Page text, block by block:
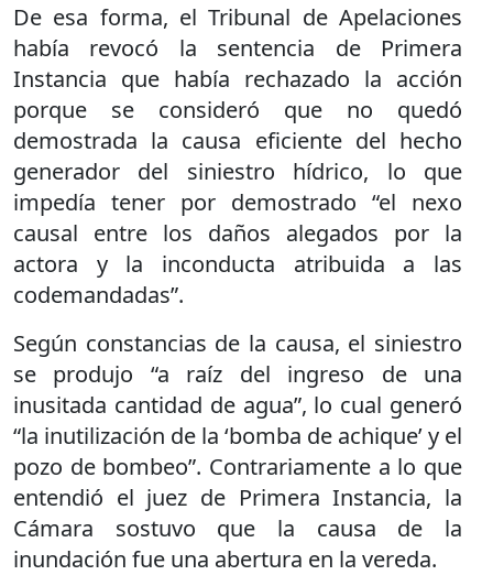
De esa forma, el Tribunal de Apelaciones
había revocó la sentencia de Primera
Instancia que había rechazado la acción
porque se consideró que no quedó
demostrada la causa eficiente del hecho
generador del siniestro hídrico, lo que
impedía tener por demostrado “el nexo
causal entre los daños alegados por la
actora y la inconducta atribuida a las
codemandadas”.
Según constancias de la causa, el siniestro
se produjo “a raíz del ingreso de una
inusitada cantidad de agua”, lo cual generó
“la inutilización de la ‘bomba de achique’ y el
pozo de bombeo”. Contrariamente a lo que
entendió el juez de Primera Instancia, la
Cámara sostuvo que la causa de la
inundación fue una abertura en la vereda.